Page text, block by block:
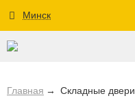
Минск
Главная Складные двери